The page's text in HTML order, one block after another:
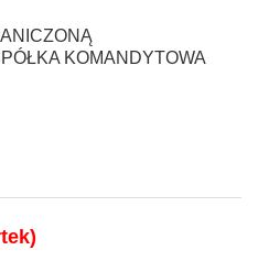
KOMANDYTOWA